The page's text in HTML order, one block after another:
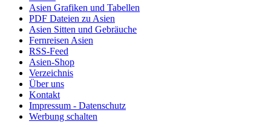
Asien Grafiken und Tabellen
PDF Dateien zu Asien
Asien Sitten und Gebräuche
Fernreisen Asien
RSS-Feed
Asien-Shop
Verzeichnis
Über uns
Kontakt
Impressum - Datenschutz
Werbung schalten